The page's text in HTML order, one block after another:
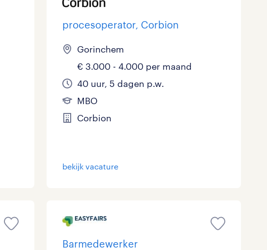
procesoperator, Corbion
Gorinchem
€ 3.000 - 4.000 per maand
40 uur, 5 dagen p.w.
MBO
Corbion
bekijk vacature
Barmedewerker